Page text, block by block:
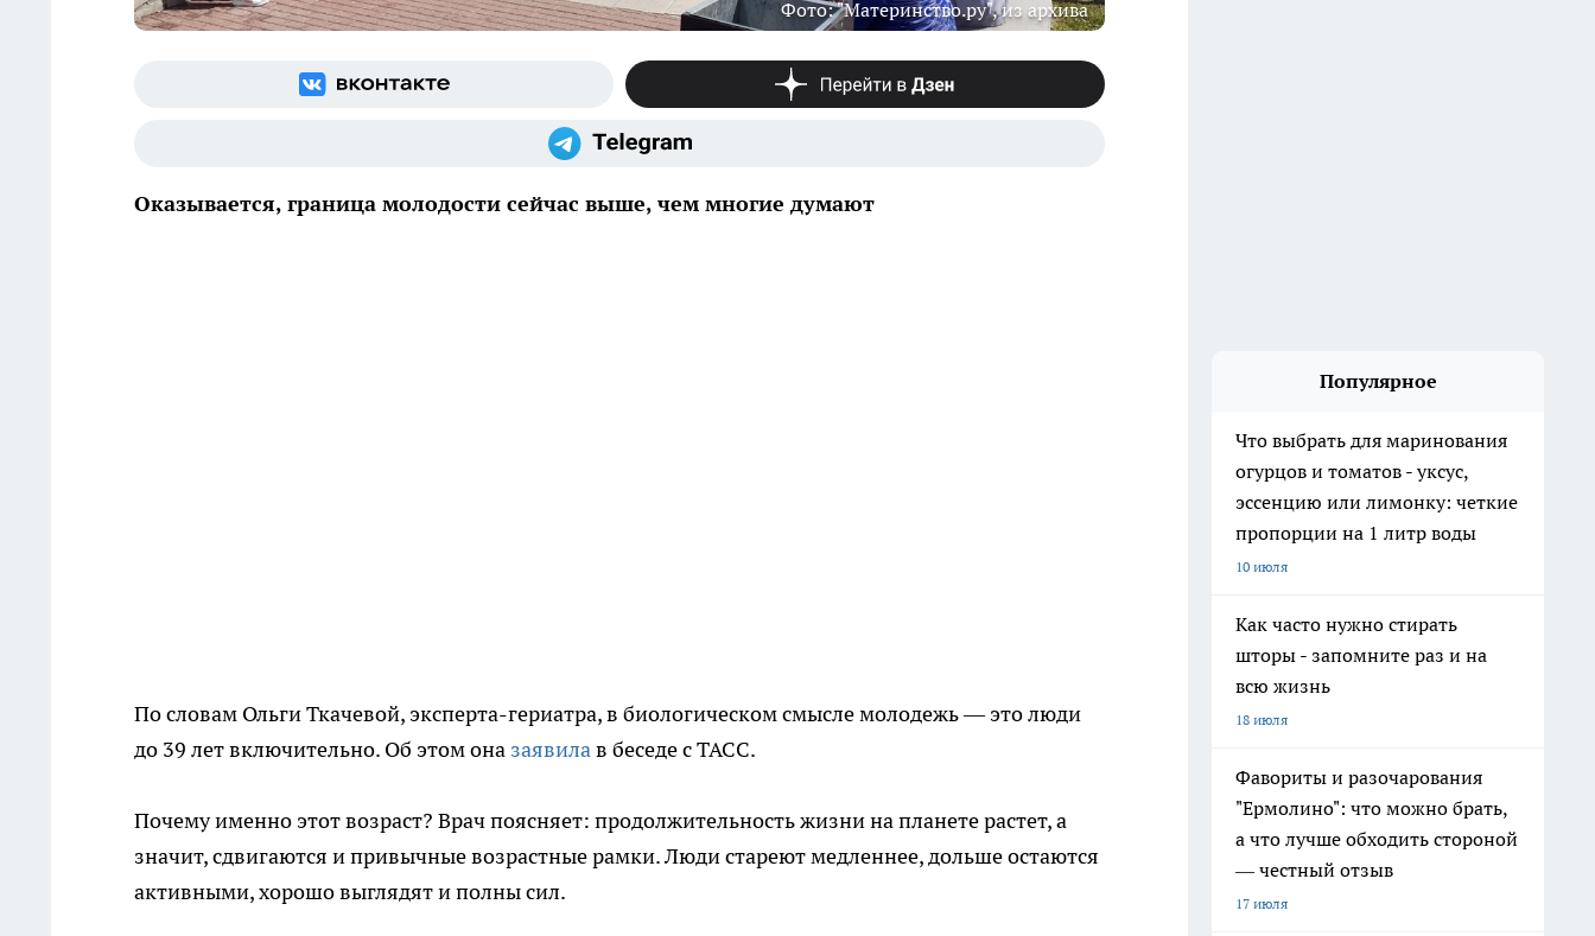
Фото: "Материнство.ру", из архива
Оказывается, граница молодости сейчас выше, чем многие думают
По словам Ольги Ткачевой, эксперта-гериатра, в биологическом смысле молодежь — это люди
до 39 лет включительно. Об этом она заявилав беседе с ТАСС.
Почему именно этот возраст? Врач поясняет: продолжительность жизни на планете растет, а
значит, сдвигаются и привычные возрастные рамки. Люди стареют медленнее, дольше остаются
активными, хорошо выглядят и полны сил.
Популярное
Что выбрать для маринования
огурцов и томатов - уксус,
эссенцию или лимонку: четкие
пропорции на 1 литр воды
10 июля
Как часто нужно стирать
шторы - запомните раз и на
всю жизнь
18 июля
Фавориты и разочарования
"Ермолино": что можно брать,
а что лучше обходить стороной
— честный отзыв
17 июля